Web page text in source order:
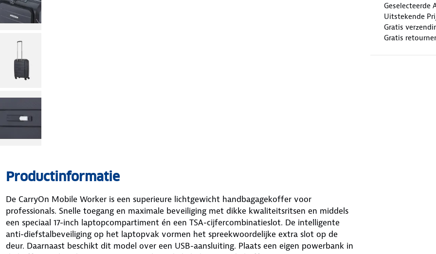
Geselecteerde
Uitstekende
Gratis
Gratis
Productinformatie
De CarryOn Mobile Worker is een superieure lichtgewicht handbagagekoffer voor
professionals. Snelle toegang en maximale beveiliging met dikke kwaliteitsritsen en middels
een speciaal 17-inch laptopcompartiment én een TSA-cijfercombinatieslot. De intelligente
anti-diefstalbeveiliging op het laptopvak vormen het spreekwoordelijke extra slot op de
deur. Daarnaast beschikt dit model over een USB-aansluiting. Plaats een eigen powerbank in